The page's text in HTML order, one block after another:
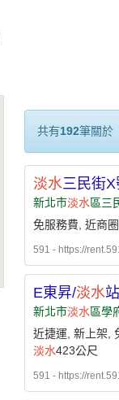
共有192筆關於
淡水三民街
新北市淡水區三
免服務費, 近商
591 - https://
E東昇/淡水
新北市淡水區學
近捷運, 新上架,
淡水423公尺
591 - https://